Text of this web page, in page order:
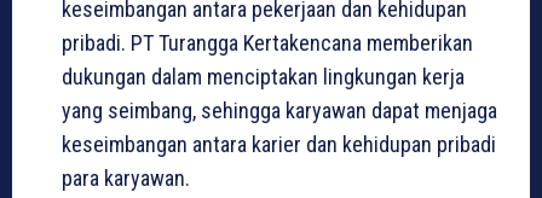
keseimbangan antara pekerjaan dan kehidupan
pribadi. PT Turangga Kertakencana memberikan
dukungan dalam menciptakan lingkungan kerja
yang seimbang, sehingga karyawan dapat menjaga
keseimbangan antara karier dan kehidupan pribadi
para karyawan.